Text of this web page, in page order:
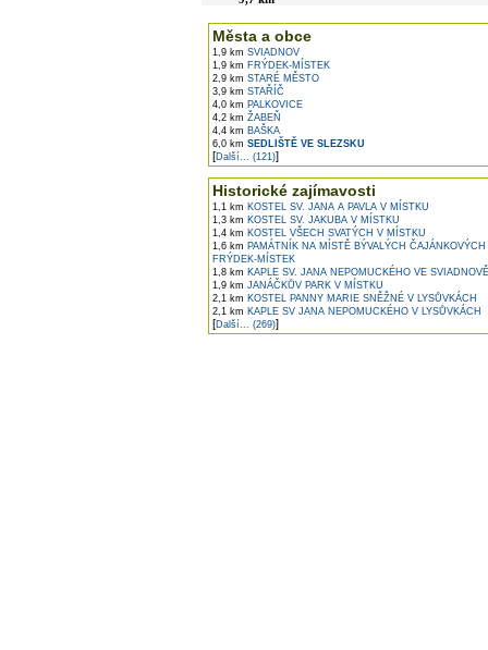
Města a obce
1,9 km SVIADNOV
1,9 km FRÝDEK-MÍSTEK
2,9 km STARÉ MĚSTO
3,9 km STAŘÍČ
4,0 km PALKOVICE
4,2 km ŽABEŇ
4,4 km BAŠKA
6,0 km SEDLIŠTĚ VE SLEZSKU
[Další... (121)]
Historické zajímavosti
1,1 km KOSTEL SV. JANA A PAVLA V MÍSTKU
1,3 km KOSTEL SV. JAKUBA V MÍSTKU
1,4 km KOSTEL VŠECH SVATÝCH V MÍSTKU
1,6 km PAMÁTNÍK NA MÍSTĚ BÝVALÝCH
FRÝDEK-MÍSTEK
1,8 km KAPLE SV. JANA NEPOMUCKÉHO VE SVIADNOVĚ
1,9 km JANÁČKŮV PARK V MÍSTKU
2,1 km KOSTEL PANNY MARIE SNĚŽNÉ V LYSŮVKÁCH
2,1 km KAPLE SV JANA NEPOMUCKÉHO V LYSŮVKÁCH
[Další... (269)]